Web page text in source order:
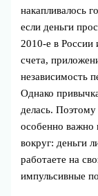
накапливалось
если деньги
2010‑е в
счета,
независимость
Однако
делась.
особенно важно
вокруг: деньги
работаете на
импульсивные